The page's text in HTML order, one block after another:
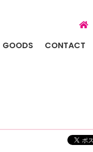
GOODS CONTACT